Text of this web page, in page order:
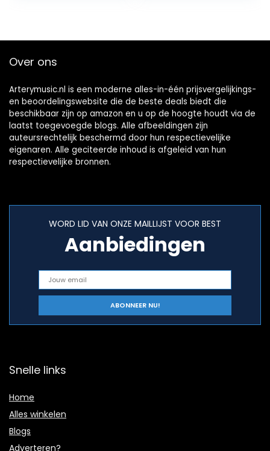
Over ons
Arterymusic.nl is een moderne alles-in-één prijsvergelijkings-
en beoordelingswebsite die de beste deals biedt die
beschikbaar zijn op amazon en u op de hoogte houdt via de
laatst toegevoegde blogs. Alle afbeeldingen zijn
auteursrechtelijk beschermd door hun respectievelijke
eigenaren. Alle geciteerde inhoud is afgeleid van hun
respectievelijke bronnen.
WORD LID VAN ONZE MAILLIJST VOOR BEST
Aanbiedingen
Snelle links
Home
Alles winkelen
Blogs
Adverteren?